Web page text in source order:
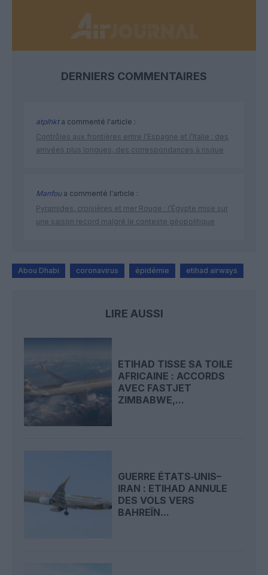
DERNIERS COMMENTAIRES
atplhkta commenté l'article :
Contrôles aux frontières entre l’Espagne et l’Italie : des
arrivées plus longues, des correspondances à risque
Manfoua commenté l'article :
Pyramides, croisières et mer Rouge : l’Égypte mise sur
une saison record malgré le contexte géopolitique
Abou Dhabi coronavirus épidémie etihad airways
LIRE AUSSI
ETIHAD TISSE SA TOILE
AFRICAINE : ACCORDS
AVEC FASTJET
ZIMBABWE,...
GUERRE ÉTATS‑UNIS–
IRAN : ETIHAD ANNULE
DES VOLS VERS
BAHREÏN...